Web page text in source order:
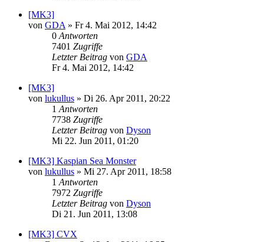
[MK3]
von GDA » Fr 4. Mai 2012, 14:42
0 Antworten
7401 Zugriffe
Letzter Beitrag von GDA
Fr 4. Mai 2012, 14:42
[MK3]
von lukullus » Di 26. Apr 2011, 20:22
1 Antworten
7738 Zugriffe
Letzter Beitrag von Dyson
Mi 22. Jun 2011, 01:20
[MK3] Kaspian Sea Monster
von lukullus » Mi 27. Apr 2011, 18:58
1 Antworten
7972 Zugriffe
Letzter Beitrag von Dyson
Di 21. Jun 2011, 13:08
[MK3] CVX